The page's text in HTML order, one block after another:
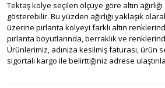
Tektaş kolye seçilen ölçüye göre altın ağırlığı
gösterebilir. Bu yüzden ağırlığı yaklaşık
üzerine pırlanta kolyeyi farklı altın
pırlanta boyutlarında, berraklık ve
Ürünlerimiz, adınıza kesilmiş faturası, ürün
sigortalı kargo ile belirttiğiniz adrese